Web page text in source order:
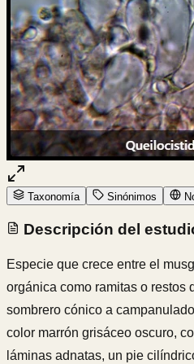
Taxonomía Sinónimos
Descripción del
Especie que crece entre el
orgánica como ramitas o restos
sombrero cónico a
color marrón grisáceo oscuro,
láminas adnatas, un pie